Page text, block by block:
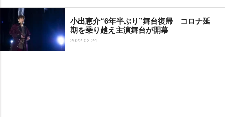
小出恵介“6年半ぶり”舞台復帰 コロナ延
期を乗り越え主演舞台が開幕
2022-02-24